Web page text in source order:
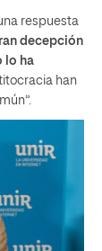
respuesta
decepción
lo ha
han